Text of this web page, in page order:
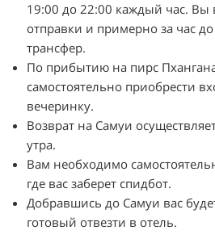
19:00 до 22:00 каждый час. Вы
отправки и примерно за час до
трансфер.
По прибытию на пирс
самостоятельно приобрести
вечеринку.
Возврат на Самуи
утра.
Вам необходимо
где вас заберет спидбот.
Добравшись до Самуи вас
готовый отвезти в отель.